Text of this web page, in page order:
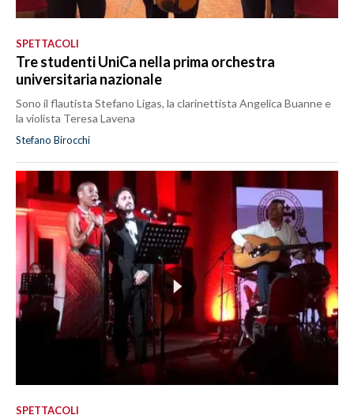
SPETTACOLI
Tre studenti UniCa nella prima orchestra
universitaria nazionale
Sono il flautista Stefano Ligas, la clarinettista Angelica Buanne e
la violista Teresa Lavena
Stefano Birocchi
SPETTACOLI